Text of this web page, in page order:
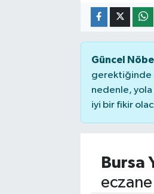
Güncel
gerektiğinde
nedenle, yola
iyi bir fikir
Bursa